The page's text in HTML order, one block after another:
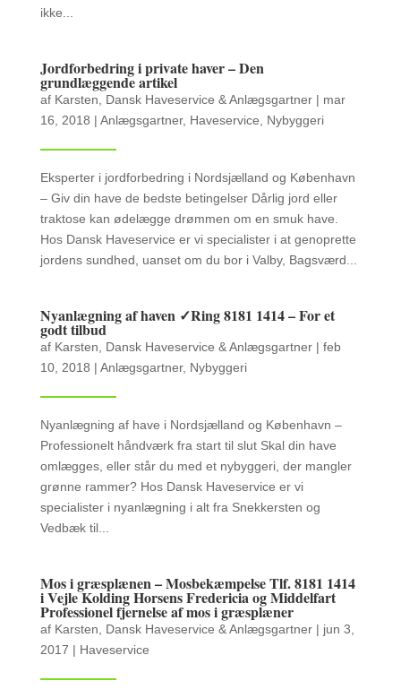
ikke...
Jordforbedring i private haver – Den
grundlæggende artikel
af Karsten, Dansk Haveservice & Anlægsgartner| mar
16, 2018 | Anlægsgartner, Haveservice Nybyggeri
Eksperter i jordforbedring i Nordsjælland og København
– Giv din have de bedste betingelser Dårlig jord eller
traktose kan ødelægge drømmen om en smuk have.
Hos Dansk Haveservice er vi specialister i at genoprette
jordens sundhed, uanset om du bor i Valby, Bagsværd...
Nyanlægning af haven ✓Ring 8181 1414 – For et
godt tilbud
af Karsten, Dansk Haveservice & Anlægsgartner| feb
10, 2018 | Anlægsgartner, Nybyggeri
Nyanlægning af have i Nordsjælland og København –
Professionelt håndværk fra start til slut Skal din have
omlægges, eller står du med et nybyggeri, der mangler
grønne rammer? Hos Dansk Haveservice er vi
specialister i nyanlægning i alt fra Snekkersten og
Vedbæk til...
Mos i græsplænen – Mosbekæmpelse Tlf. 8181 1414
i Vejle Kolding Horsens Fredericia og Middelfart
Professionel fjernelse af mos i græsplæner
af Karsten, Dansk Haveservice & Anlægsgartner| jun 3,
2017 | Haveservice